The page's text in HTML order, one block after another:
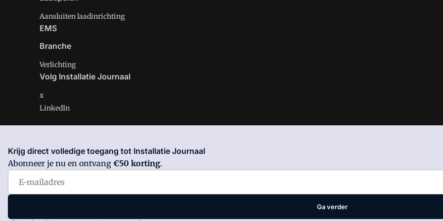
Aansluiten laadinrichting
EMS
Branche
Verlichting
Volg Installatie Journaal
x
LinkedIn
Installatie Journaal is onderdeel van VMN media. Lees in
VoorwaardenenPrivacy en Cookie beleid
Krijg direct volledige toegang tot Installatie Journaal
Abonneer je nu en ontvang €50 korting.
Ga verder